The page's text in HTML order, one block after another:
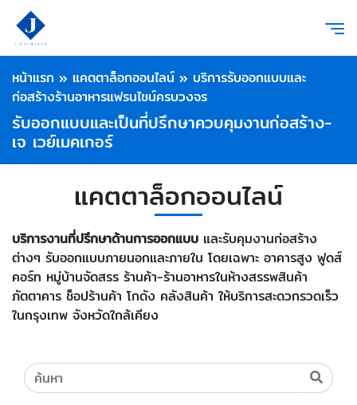
หน้าแรก » แคตตาล็อกออนไลน์ » บริการรับออกแบบและ
ก่อสร้างร้านอาหารแฟรนไชน์ครบวงจร
รับออกแบบและเป็นที่ปรึกษาควบคุมงานก่อสร้าง-
เจ เวย์เมคเกอร์
แคตตาล็อกออนไลน์
บริการงานที่ปรึกษาด้านการออกแบบ และรับคุมงานก่อสร้าง
ต่างๆ รับออกแบบภายนอกและภายใน โดยเฉพาะ อาคารสูง ฟูดส์
คอร์ท หมู่บ้านจัดสรร ร้านค้า-ร้านอาหารในห้างสรรพสินค้า
ภัตตาคาร ช็อปร้านค้า โกดัง คลังสินค้า ให้บริการสะดวกรวดเร็ว
ในกรุงเทพ จังหวัดใกล้เคียง